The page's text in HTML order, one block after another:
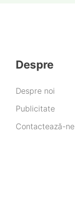
Despre
Despre noi
Publicitate
Contactează-ne